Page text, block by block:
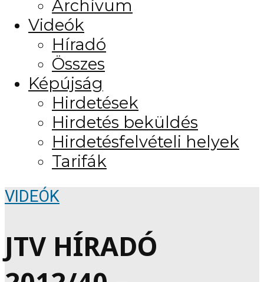
Archívum
Videók
Híradó
Összes
Képújság
Hirdetések
Hirdetés beküldés
Hirdetésfelvételi helyek
Tarifák
VIDEÓK
JTV HÍRADÓ